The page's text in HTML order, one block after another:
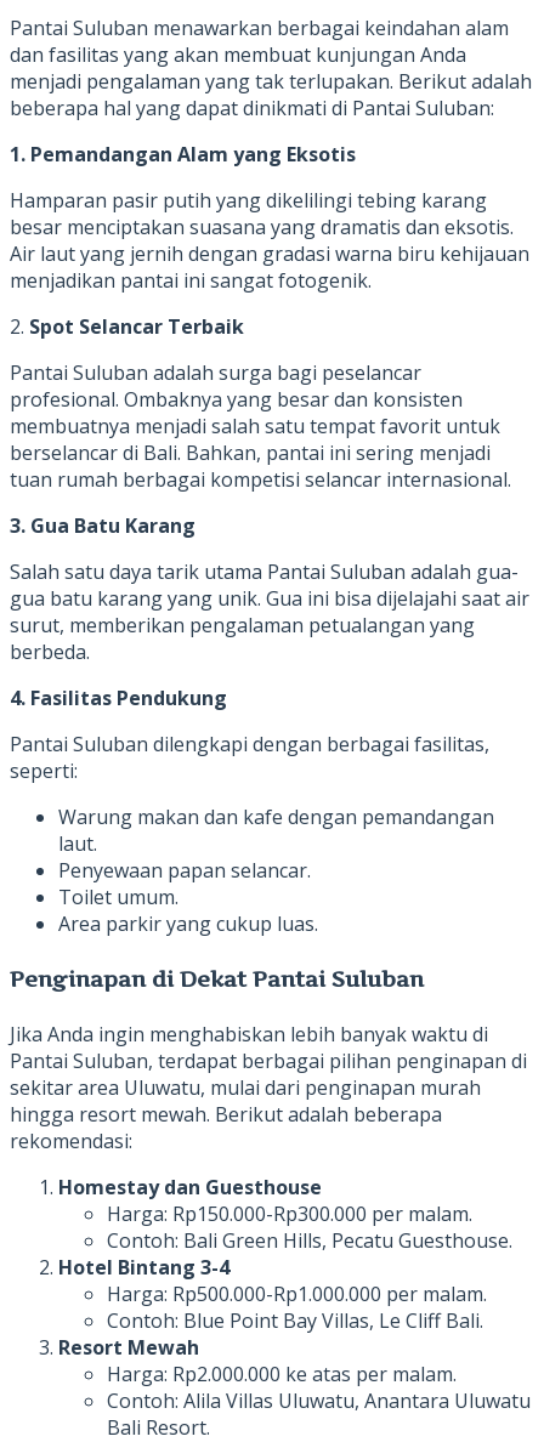
Pantai Suluban menawarkan berbagai keindahan alam
dan fasilitas yang akan membuat kunjungan Anda
menjadi pengalaman yang tak terlupakan. Berikut adalah
beberapa hal yang dapat dinikmati di Pantai Suluban:
1. Pemandangan Alam yang Eksotis
Hamparan pasir putih yang dikelilingi tebing karang
besar menciptakan suasana yang dramatis dan eksotis.
Air laut yang jernih dengan gradasi warna biru kehijauan
menjadikan pantai ini sangat fotogenik.
2. Spot Selancar Terbaik
Pantai Suluban adalah surga bagi peselancar
profesional. Ombaknya yang besar dan konsisten
membuatnya menjadi salah satu tempat favorit untuk
berselancar di Bali. Bahkan, pantai ini sering menjadi
tuan rumah berbagai kompetisi selancar internasional.
3. Gua Batu Karang
Salah satu daya tarik utama Pantai Suluban adalah gua-
gua batu karang yang unik. Gua ini bisa dijelajahi saat air
surut, memberikan pengalaman petualangan yang
berbeda.
4. Fasilitas Pendukung
Pantai Suluban dilengkapi dengan berbagai fasilitas,
seperti:
Warung makan dan kafe dengan pemandangan
laut.
Penyewaan papan selancar.
Toilet umum.
Area parkir yang cukup luas.
Penginapan di Dekat Pantai Suluban
Jika Anda ingin menghabiskan lebih banyak waktu di
Pantai Suluban, terdapat berbagai pilihan penginapan di
sekitar area Uluwatu, mulai dari penginapan murah
hingga resort mewah. Berikut adalah beberapa
rekomendasi:
Homestay dan Guesthouse
Harga: Rp150.000-Rp300.000 per malam.
Contoh: Bali Green Hills, Pecatu Guesthouse.
Hotel Bintang 3-4
Harga: Rp500.000-Rp1.000.000 per malam.
Contoh: Blue Point Bay Villas, Le Cliff Bali.
Resort Mewah
Harga: Rp2.000.000 ke atas per malam.
Contoh: Alila Villas Uluwatu, Anantara Uluwatu
Bali Resort.